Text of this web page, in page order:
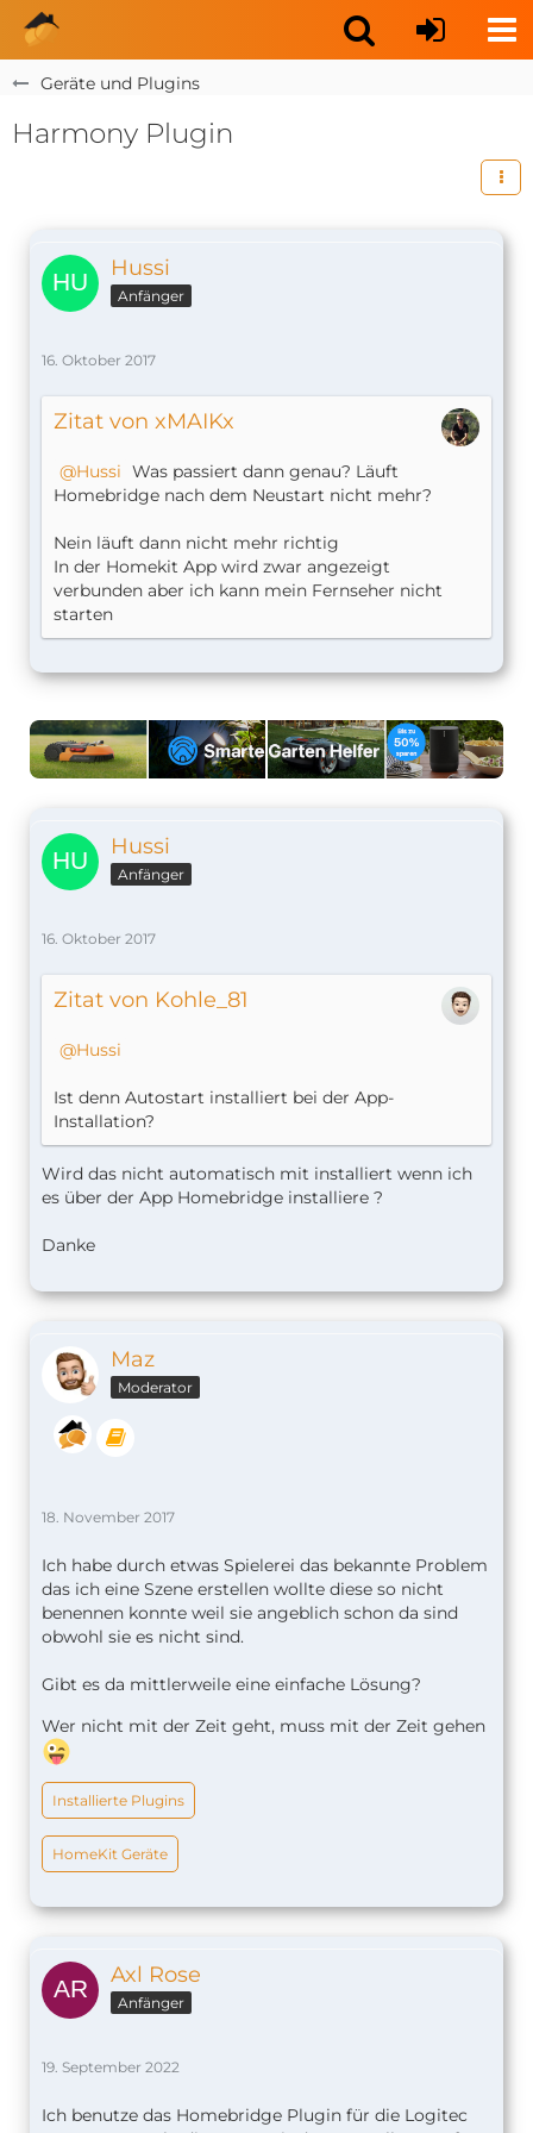
Geräte und Plugins
Harmony Plugin
Hussi
Anfänger
16. Oktober 2017
Zitat von xMAIKx
Hussi Was passiert dann genau? Läuft
Homebridge nach dem Neustart nicht mehr?
Nein läuft dann nicht mehr richtig
In der Homekit App wird zwar angezeigt
verbunden aber ich kann mein Fernseher nicht
starten
Hussi
Anfänger
16. Oktober 2017
Zitat von Kohle_81
Hussi
Ist denn Autostart installiert bei der App-
Installation?
Wird das nicht automatisch mit installiert wenn ich
es über der App Homebridge installiere ?
Danke
Maz
Moderator
18. November 2017
Ich habe durch etwas Spielerei das bekannte Problem
das ich eine Szene erstellen wollte diese so nicht
benennen konnte weil sie angeblich schon da sind
obwohl sie es nicht sind.
Gibt es da mittlerweile eine einfache Lösung?
Wer nicht mit der Zeit geht, muss mit der Zeit gehen
Installierte Plugins
HomeKit Geräte
Axl Rose
Anfänger
19. September 2022
Ich benutze das Homebridge Plugin für die Logitec